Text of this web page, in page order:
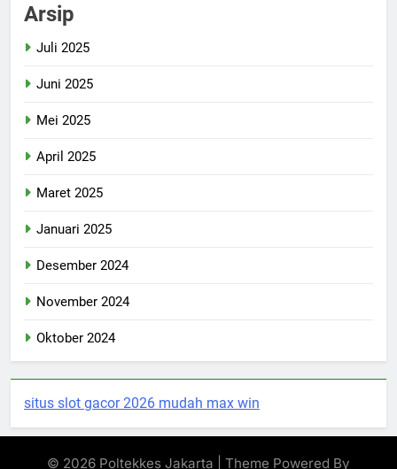
Arsip
Juli 2025
Juni 2025
Mei 2025
April 2025
Maret 2025
Januari 2025
Desember 2024
November 2024
Oktober 2024
situs slot gacor 2026 mudah max win
© 2026 Poltekkes Jakarta | Theme Powered By